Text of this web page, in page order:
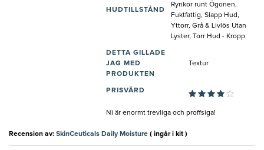
HUDTILLSTÅND
Rynkor runt Ögonen,
Fuktfattig, Slapp Hud,
Yttorr, Grå & Livlös Utan
Lyster, Torr Hud - Kropp
DETTA GILLADE
JAG MED
PRODUKTEN
Textur
PRISVÄRD
Ni är enormt trevliga och proffsiga!
Recension av: SkinCeuticals Daily Moisture ( ingår i kit )